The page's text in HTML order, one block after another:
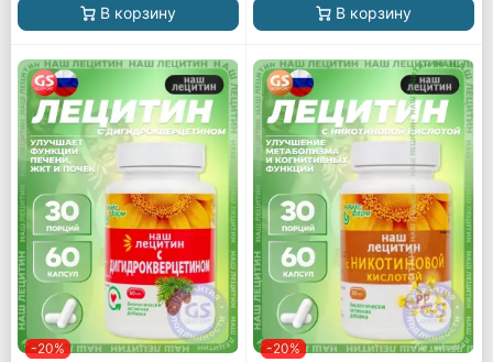
В корзину В корзину
-20% -20%